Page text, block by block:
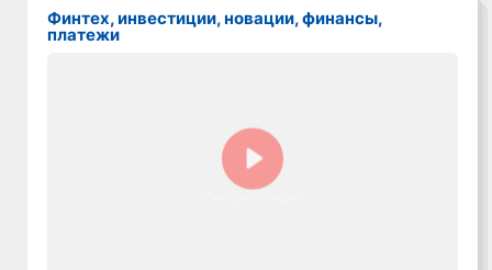
Финтех, инвестиции, новации, финансы,
платежи